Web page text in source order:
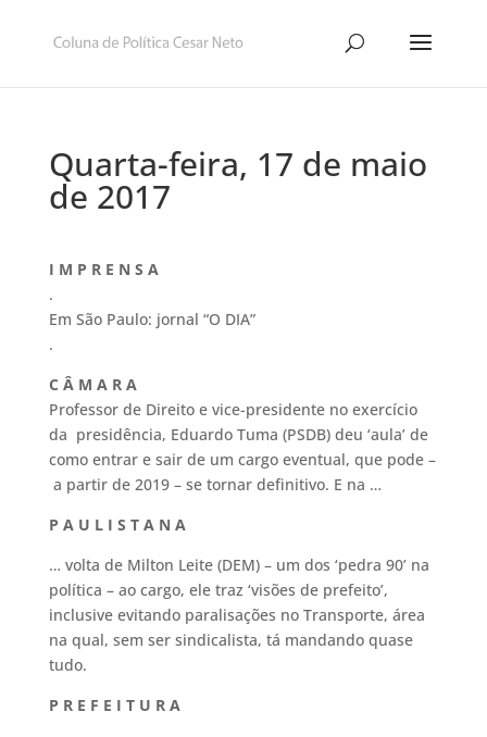
Quarta-feira, 17 de maio
de 2017
I M P R E N S A
.
Em São Paulo: jornal “O DIA”
.
C Â M A R A
Professor de Direito e vice-presidente no exercício
da presidência, Eduardo Tuma (PSDB) deu ‘aula’ de
como entrar e sair de um cargo eventual, que pode –
a partir de 2019 – se tornar definitivo. E na …
P A U L I S T A N A
… volta de Milton Leite (DEM) – um dos ‘pedra 90’ na
política – ao cargo, ele traz ‘visões de prefeito’,
inclusive evitando paralisações no Transporte, área
na qual, sem ser sindicalista, tá mandando quase
tudo.
P R E F E I T U R A